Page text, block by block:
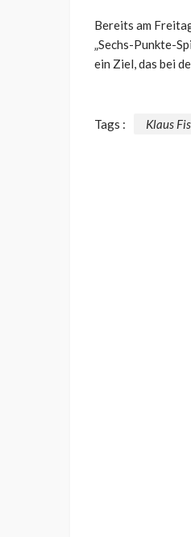
Bereits am
„Sechs-Punkte-
ein Ziel, das bei
Tags : Klaus